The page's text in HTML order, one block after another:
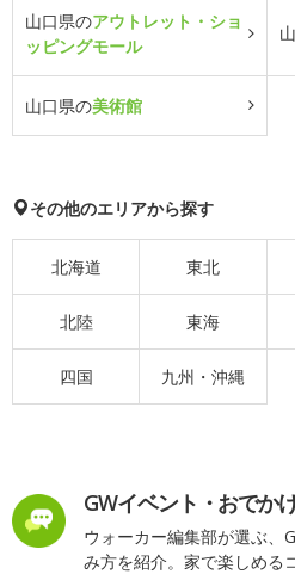
山口県のアウトレット・ショ
ッピングモール
山口県の美術館
その他のエリアから探す
北海道 東北
北陸 東海
四国 九州・沖縄
GWイベント・おでか
ウォーカー編集部が選ぶ、
み方を紹介。家で楽しめる